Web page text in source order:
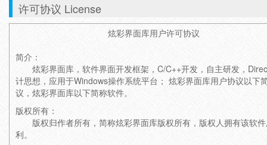
许可协议 License
炫彩界面库用户许可协议
简介：
炫彩界面库，软件界面开发框架，C/C++开发，自主研发，
计思想，应用于Windows操作系统平台； 炫彩界面库用户协议以下
议，炫彩界面库以下简称软件。
版权所有：
版权归作者所有，简称炫彩界面库版权所有，版权人拥有该软
利。